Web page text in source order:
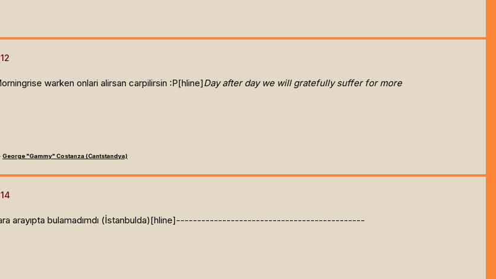
warken onlari alirsan carpilirsin :P[hline]Day after day we will gratefully suffer for more
George "Gammy" Costanza (Cantstandya)
arayıpta bulamadımdı (İstanbulda)[hline]---------------------------------------------